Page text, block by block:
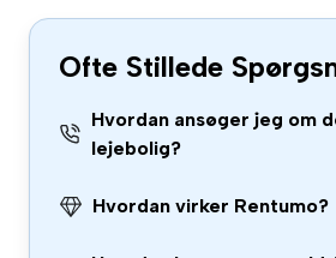
Ofte Stillede
Hvordan ansøger jeg om
lejebolig?
Hvordan virker Rentumo?